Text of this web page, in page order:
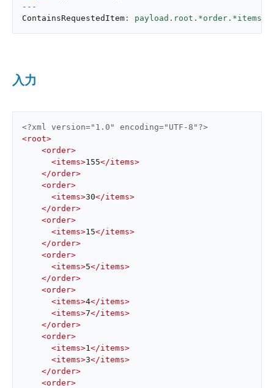
---
ContainsRequestedItem : payload.root.*order.*items
入力
<?xml version="1.0" encoding="UTF-8"?>
<root>
<order>
<items>155</items>
</order>
<order>
<items>30</items>
</order>
<order>
<items>15</items>
</order>
<order>
<items>5</items>
</order>
<order>
<items>4</items>
<items>7</items>
</order>
<order>
<items>1</items>
<items>3</items>
</order>
<order>